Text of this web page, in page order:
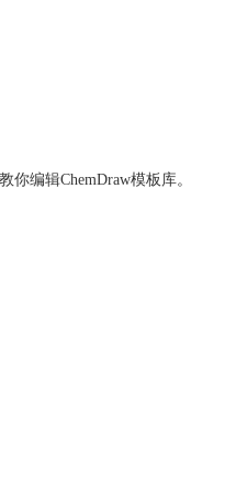
教你编辑ChemDraw模板库。